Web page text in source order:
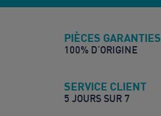
PIÈCES GARANTIES
100% D’ORIGINE
SERVICE CLIENT
5 JOURS SUR 7